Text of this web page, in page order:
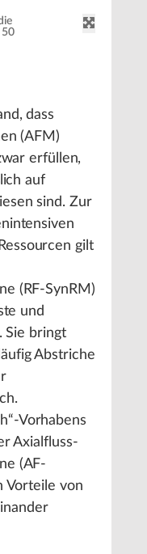
50
dass
(AFM)
erfüllen,
auf
sind. Zur
gilt
(RF-SynRM)
und
Sie bringt
Abstriche
Vorhabens
Axialfluss-
(AF-
Vorteile von